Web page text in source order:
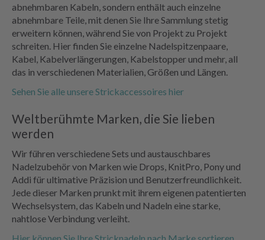
abnehmbaren Kabeln, sondern enthält auch einzelne
abnehmbare Teile, mit denen Sie Ihre Sammlung stetig
erweitern können, während Sie von Projekt zu Projekt
schreiten. Hier finden Sie einzelne Nadelspitzenpaare,
Kabel, Kabelverlängerungen, Kabelstopper und mehr, all
das in verschiedenen Materialien, Größen und Längen.
Sehen Sie alle unsere Strickaccessoires hier
Weltberühmte Marken, die Sie lieben
werden
Wir führen verschiedene Sets und austauschbares
Nadelzubehör von Marken wie Drops, KnitPro, Pony und
Addi für ultimative Präzision und Benutzerfreundlichkeit.
Jede dieser Marken prunkt mit ihrem eigenen patentierten
Wechselsystem, das Kabeln und Nadeln eine starke,
nahtlose Verbindung verleiht.